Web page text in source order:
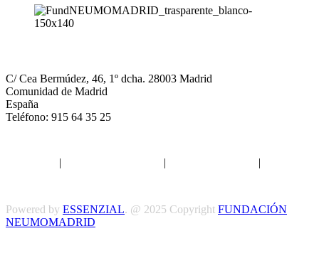
C/ Cea Bermúdez, 46, 1º dcha. 28003 Madrid
Comunidad de Madrid
España
Teléfono: 915 64 35 25
| | |
Powered by ESSENZIAL. @ 2025 Copyright FUNDACIÓN
NEUMOMADRID